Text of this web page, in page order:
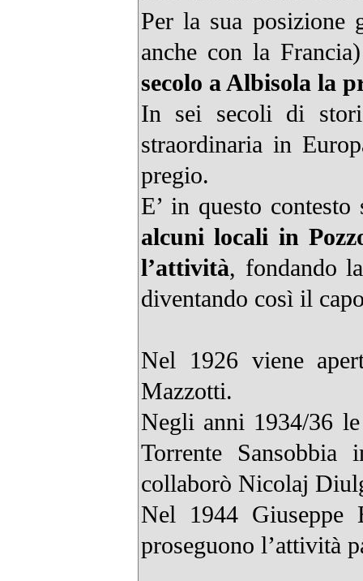
Per la sua posizione
anche con la
secolo a Albisola la
In sei secoli di
straordinaria in
pregio.
E’ in questo
alcuni locali in
l’attività, fondando
diventando così il
Nel 1926 viene
Mazzotti.
Negli anni 1934/36
Torrente
collaborò Nicolaj
Nel 1944
proseguono l’attività